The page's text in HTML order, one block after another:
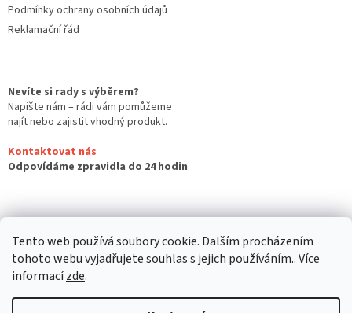
Tento web používá soubory cookie. Dalším procházením
tohoto webu vyjadřujete souhlas s jejich používáním.. Více
informacízde.
Podmínky ochrany osobních údajů
Reklamační řád
Nevíte si rady s výběrem?
Napište nám – rádi vám pomůžeme
najít nebo zajistit vhodný produkt.
Kontaktovat nás
Odpovídáme zpravidla do 24 hodin